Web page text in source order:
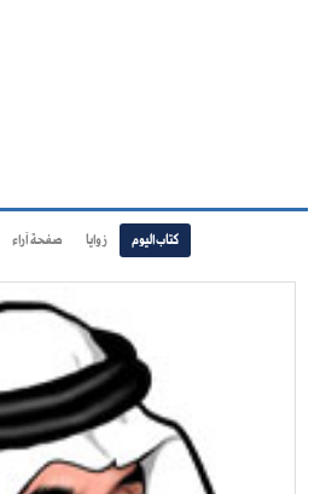
كتاب اليوم زوايا صفحة آراء